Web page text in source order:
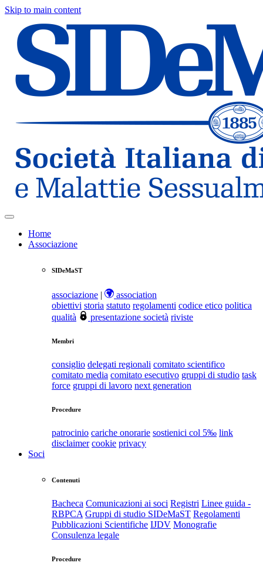
Skip to main content
Home
Associazione
SIDeMaST
associazione |
association
obiettivi storia statuto regolamenti codice etico politica
qualità
presentazione società riviste
Membri
consiglio delegati regionali comitato scientifico
comitato media comitato esecutivo gruppi di studio task
force gruppi di lavoro next generation
Procedure
patrocinio cariche onorarie sostienici col 5‰ link
disclaimer cookie privacy
Soci
Contenuti
Bacheca Comunicazioni ai soci Registri Linee guida -
RBPCA Gruppi di studio SIDeMaST Regolamenti
Pubblicazioni Scientifiche IJDV Monografie
Consulenza legale
Procedure